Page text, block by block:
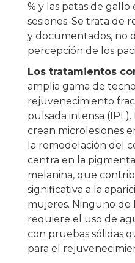
% y las patas de
sesiones. Se trata de
y documentados, no
percepción de los
Los tratamientos
amplia gama de
rejuvenecimiento
pulsada intensa (IPL).
crean microlesiones
la remodelación del
centra en la
melanina, que
significativa a la
mujeres. Ninguno de
requiere el uso de
con pruebas sólidas
para el